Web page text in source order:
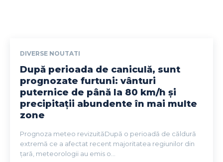
DIVERSE NOUTATI
După perioada de caniculă, sunt
prognozate furtuni: vânturi
puternice de până la 80 km/h și
precipitații abundente în mai multe
zone
Prognoza meteo revizuităDupă o perioadă de căldură
extremă ce a afectat recent majoritatea regiunilor din
țară, meteorologii au emis o...